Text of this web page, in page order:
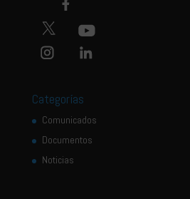
Categorías
Comunicados
Documentos
Noticias